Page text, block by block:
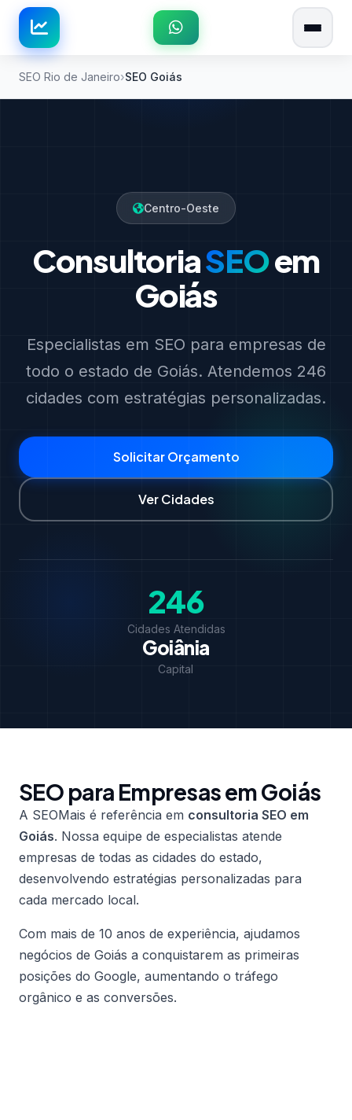
SEO Rio de Janeiro SEO Goiás
Centro-Oeste
ConsultoriaSEOem
Goiás
Especialistas em SEO para empresas de
todo o estado de Goiás. Atendemos 246
cidades com estratégias personalizadas.
Solicitar Orçamento
Ver Cidades
246
Cidades Atendidas
Goiânia
Capital
SEO para Empresas em Goiás
A SEOMais é referência em consultoria SEO em
Goiás. Nossa equipe de especialistas atende
empresas de todas as cidades do estado,
desenvolvendo estratégias personalizadas para
cada mercado local.
Com mais de 10 anos de experiência, ajudamos
negócios de Goiás a conquistarem as primeiras
posições do Google, aumentando o tráfego
orgânico e as conversões.